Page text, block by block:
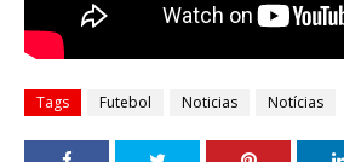
Tags Futebol Noticias Notícias